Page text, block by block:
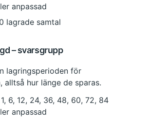
anpassad
lagrade samtal
– svarsgrupp
lagringsperioden för
alltså hur länge de sparas.
6, 12, 24, 36, 48, 60, 72, 84
anpassad